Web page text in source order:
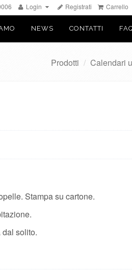
Chiudi
Login Registrati Carrello
NEWS CONTATTI
Prodotti / Calendari
Stampa su cartone.
dal solito.